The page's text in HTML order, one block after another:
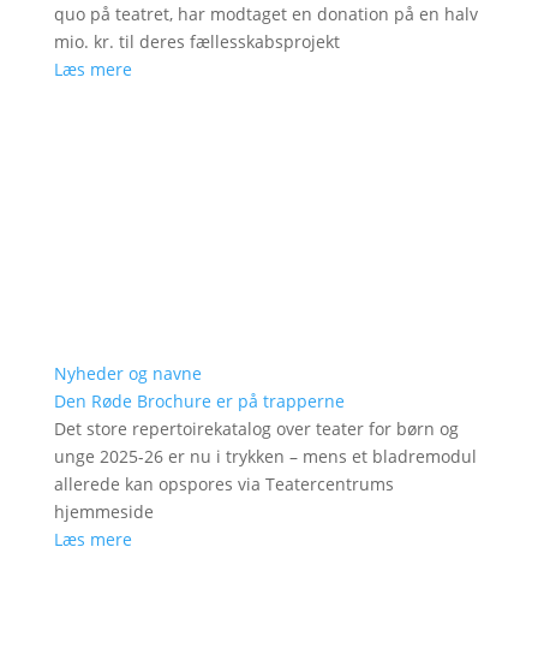
quo på teatret, har modtaget en donation på en halv
mio. kr. til deres fællesskabsprojekt
Læs mere
Nyheder og navne
Den Røde Brochure er på trapperne
Det store repertoirekatalog over teater for børn og
unge 2025-26 er nu i trykken – mens et bladremodul
allerede kan opspores via Teatercentrums
hjemmeside
Læs mere